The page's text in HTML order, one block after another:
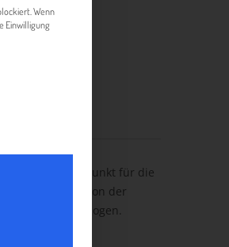
Als Anhaltspunkt für die
die Definition der
herangezogen.
Wenn
Einwilligung